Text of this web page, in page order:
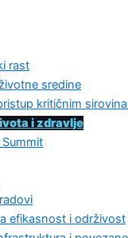
rast
sredine
kritičnim
i zdravlje
Summit
efikasnost i održivost